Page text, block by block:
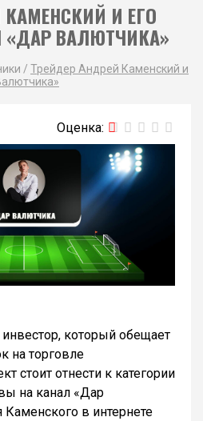
И ЕГО
«ДАР ВАЛЮТЧИКА»
/ Трейдер Андрей Каменский и
который обещает
на торговле
стоит отнести к категории
на канал «Дар
в интернете